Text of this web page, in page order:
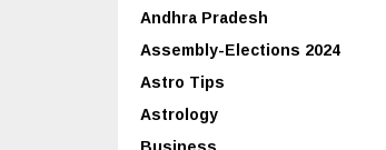
Andhra Pradesh
Assembly-Elections 2024
Astro Tips
Astrology